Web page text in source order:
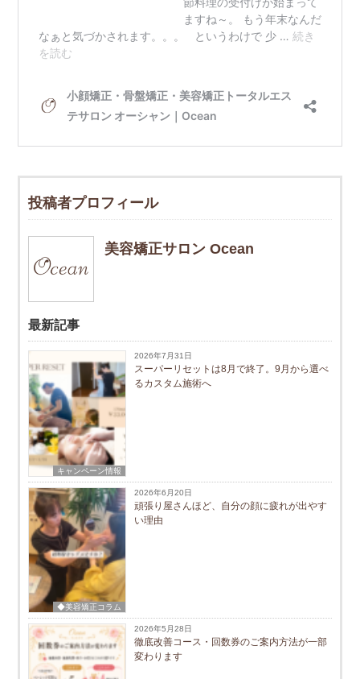
投稿者プロフィール
美容矯正サロン Ocean
最新記事
キャンペーン情報
2026年7月31日
スーパーリセットは8月で終了。9月から選べ
るカスタム施術へ
◆美容矯正コラム
2026年6月20日
頑張り屋さんほど、自分の顔に疲れが出やす
い理由
2026年5月28日
徹底改善コース・回数券のご案内方法が一部
変わります